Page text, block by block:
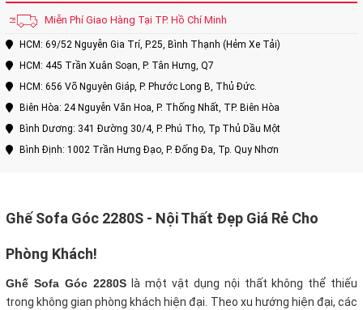
Miễn Phí Giao Hàng Tại TP. Hồ Chí Minh
HCM: 69/52 Nguyễn Gia Trí, P.25, Bình Thạnh (Hẻm Xe Tải)
HCM: 445 Trần Xuân Soạn, P. Tân Hưng, Q7
HCM: 656 Võ Nguyên Giáp, P. Phước Long B, Thủ Đức.
Biên Hòa: 24 Nguyễn Văn Hoa, P. Thống Nhất, TP. Biên Hòa
Bình Dương: 341 Đường 30/4, P. Phú Thọ, Tp Thủ Dầu Một
Bình Định: 1002 Trần Hưng Đạo, P. Đống Đa, Tp. Quy Nhơn
Ghế Sofa Góc 2280S - Nội Thất Đẹp Giá Rẻ Cho
Phòng Khách!
Ghế Sofa Góc 2280S là một vật dụng nội thất không thể thiếu
trong không gian phòng khách hiện đại. Theo xu hướng hiện đại, các